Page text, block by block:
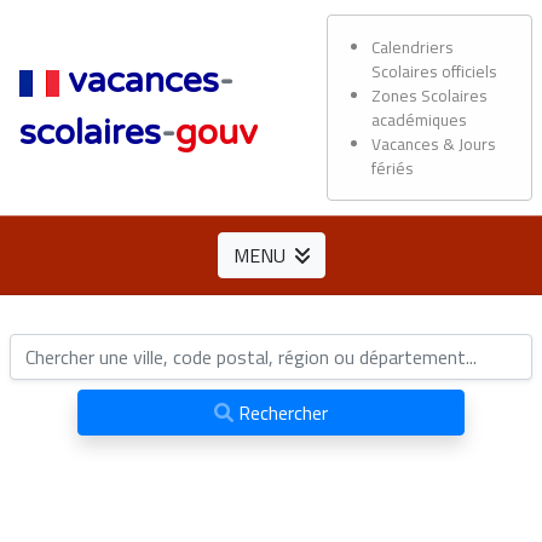
vacances-
scolaires-gouv
Calendriers
Scolaires officiels
Zones Scolaires
académiques
Vacances & Jours
fériés
MENU
Rechercher